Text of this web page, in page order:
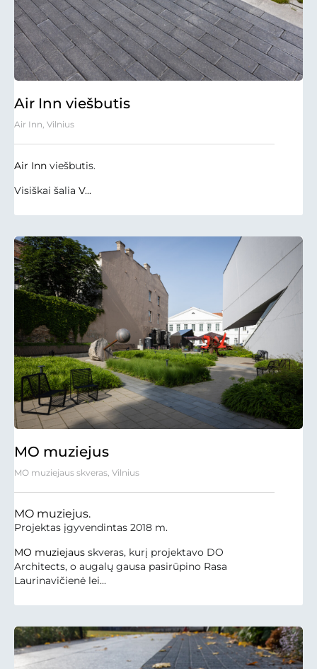
Air Inn viešbutis
Air Inn, Vilnius
Air Inn viešbutis.
Visiškai šalia V...
MO muziejus
MO muziejaus skveras, Vilnius
MO muziejus.
Projektas įgyvendintas 2018 m.
MO muziejaus skveras, kurį projektavo DO
Architects, o augalų gausa pasirūpino Rasa
Laurinavičienė lei...